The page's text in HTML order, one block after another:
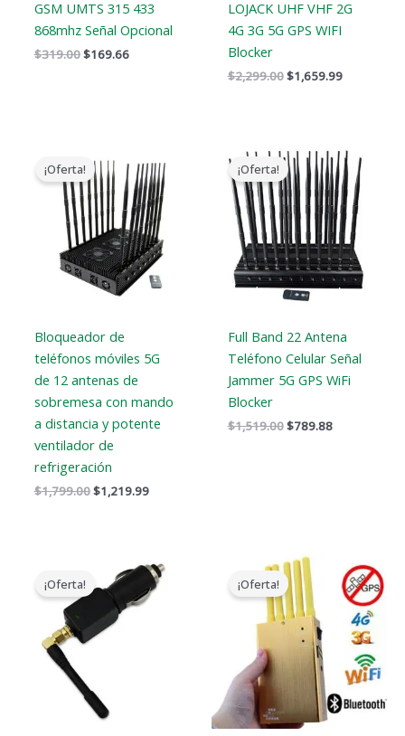
GSM UMTS 315 433
868mhz Señal Opcional
$319.00$169.66
LOJACK UHF VHF 2G
4G 3G 5G GPS WIFI
Blocker
$2,299.00$1,659.99
¡Oferta!
Bloqueador de
teléfonos móviles 5G
de 12 antenas de
sobremesa con mando
a distancia y potente
ventilador de
refrigeración
$1,799.00
precio
original
era:
$1,799.00.
$1,219.99
precio
actual
es:
$1,219.99.
¡Oferta!
Full Band 22 Antena
Teléfono Celular Señal
Jammer 5G GPS WiFi
Blocker
$1,519.00
precio
original
era:
$1,519.00.
$789.88
precio
actual
es:
$789.88.
¡Oferta!
precio
original
$129.00.
precio
actual
es:
¡Oferta!
El
precio
original
era:
$399.00.
precio
actual
$209.88.